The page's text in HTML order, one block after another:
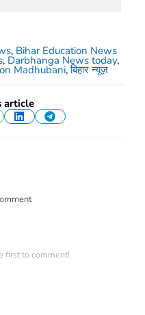
, Bihar Education News
, Darbhanga News today,
Madhubani,बिहार न्यूज़
article
LinkedInTelegram
first to comment!